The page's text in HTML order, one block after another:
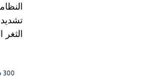
300 مغربي